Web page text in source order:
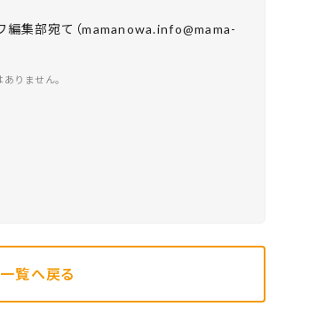
編集部宛て（mamanowa.info@mama-
りません。
覧へ戻る